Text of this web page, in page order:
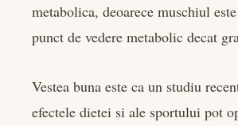
metabolica, deoarece muschiul
punct de vedere metabolic decat
Vestea buna este ca un studiu
efectele dietei si ale sportului pot